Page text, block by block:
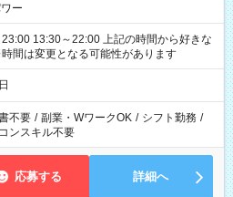
ー
～22:00 上記の時間から好きな
間は変更となる可能性があります
不要 / 副業・WワークOK / シフト勤務 /
ンスキル不要
応募する 詳細へ